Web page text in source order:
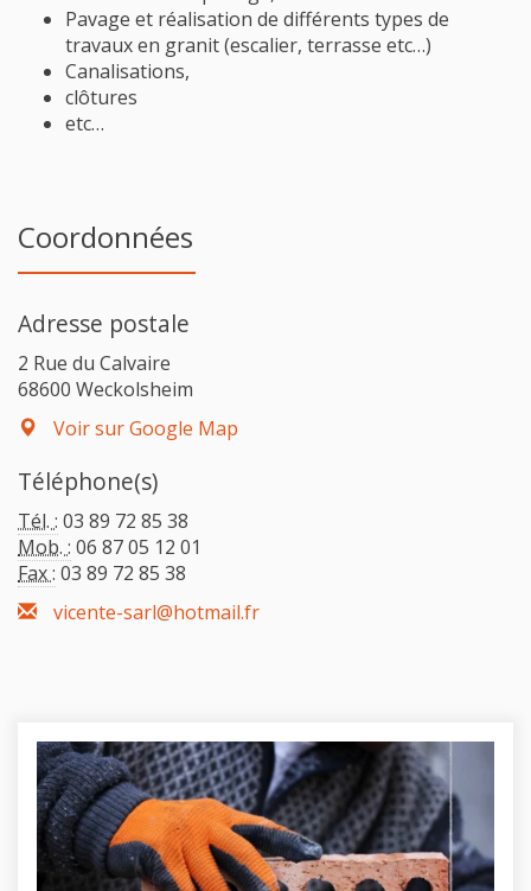
Pavage et réalisation de différents types de
travaux en granit (escalier, terrasse etc…)
Canalisations,
clôtures
etc…
Coordonnées
Adresse postale
2 Rue du Calvaire
68600 Weckolsheim
Voir sur Google Map
Téléphone(s)
Tél. : 03 89 72 85 38
Mob. : 06 87 05 12 01
Fax : 03 89 72 85 38
vicente-sarl@hotmail.fr